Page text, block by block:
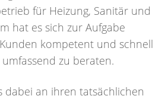
für Heizung, Sanitär und
hat es sich zur Aufgabe
kompetent und schnell
zu beraten.
dabei an ihren tatsächlichen